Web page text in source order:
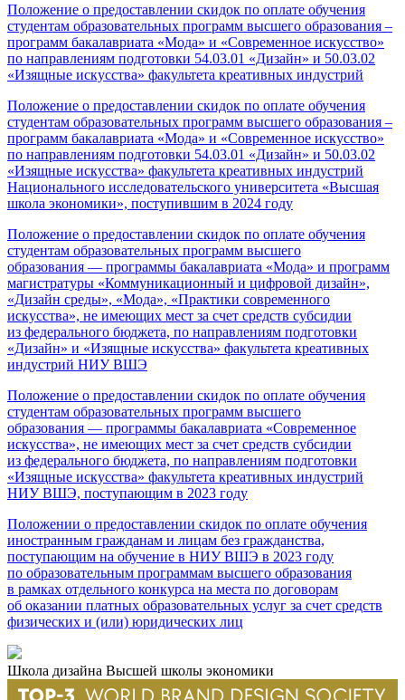
Положение о предоставлении скидок по оплате обучения
студентам образовательных программ высшего образования –
программ бакалавриата «Мода» и «Современное искусство»
по направлениям подготовки 54.03.01 «Дизайн» и 50.03.02
«Изящные искусства» факультета креативных индустрий
Положение о предоставлении скидок по оплате обучения
студентам образовательных программ высшего образования –
программ бакалавриата «Мода» и «Современное искусство»
по направлениям подготовки 54.03.01 «Дизайн» и 50.03.02
«Изящные искусства» факультета креативных индустрий
Национального исследовательского университета «Высшая
школа экономики», поступившим в 2024 году
Положение о предоставлении скидок по оплате обучения
студентам образовательных программ высшего
образования — программы бакалавриата «Мода» и программ
магистратуры «Коммуникационный и цифровой дизайн»,
«Дизайн среды», «Мода», «Практики современного
искусства», не имеющих мест за счет средств субсидии
из федерального бюджета, по направлениям подготовки
«Дизайн» и «Изящные искусства» факультета креативных
индустрий НИУ ВШЭ
Положение о предоставлении скидок по оплате обучения
студентам образовательных программ высшего
образования — программы бакалавриата «Современное
искусства», не имеющих мест за счет средств субсидии
из федерального бюджета, по направлениям подготовки
«Изящные искусства» факультета креативных индустрий
НИУ ВШЭ, поступающим в 2023 году
Положении о предоставлении скидок по оплате обучения
иностранным гражданам и лицам без гражданства,
поступающим на обучение в НИУ ВШЭ в 2023 году
по образовательным программам высшего образования
в рамках отдельного конкурса на места по договорам
об оказании платных образовательных услуг за счет средств
физических и (или) юридических лиц
Школа дизайна Высшей школы экономики